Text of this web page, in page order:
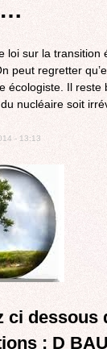
loi sur la transition
peut regretter
écologiste. Il reste
nucléaire soit
- 13:13
ci dessous
: D